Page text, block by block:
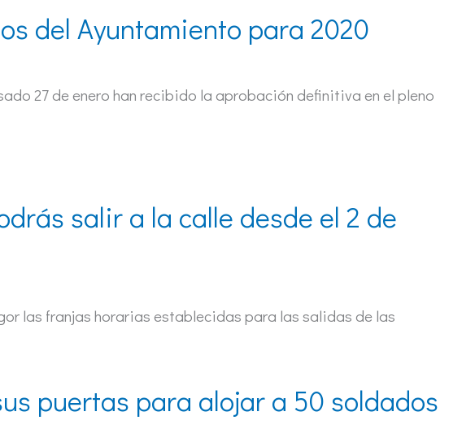
del Ayuntamiento para 2020
27 de enero han recibido la aprobación definitiva en el pleno
salir a la calle desde el 2 de
las franjas horarias establecidas para las salidas de las
puertas para alojar a 50 soldados